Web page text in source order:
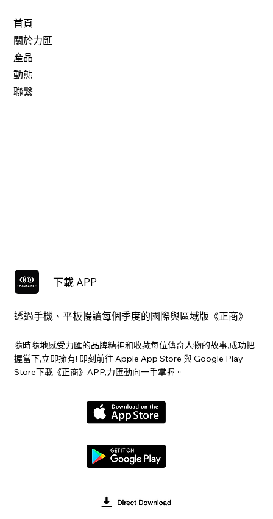
首頁
關於力匯
產品
動態
聯繫
下載 APP
透過手機、平板暢讀每個季度的國際與區域版《正商》
隨時隨地感受力匯的品牌精神和收藏每位傳奇人物的故事,成功把
握當下,立即擁有! 即刻前往 Apple App Store 與 Google Play
Store下載《正商》APP,力匯動向一手掌握。